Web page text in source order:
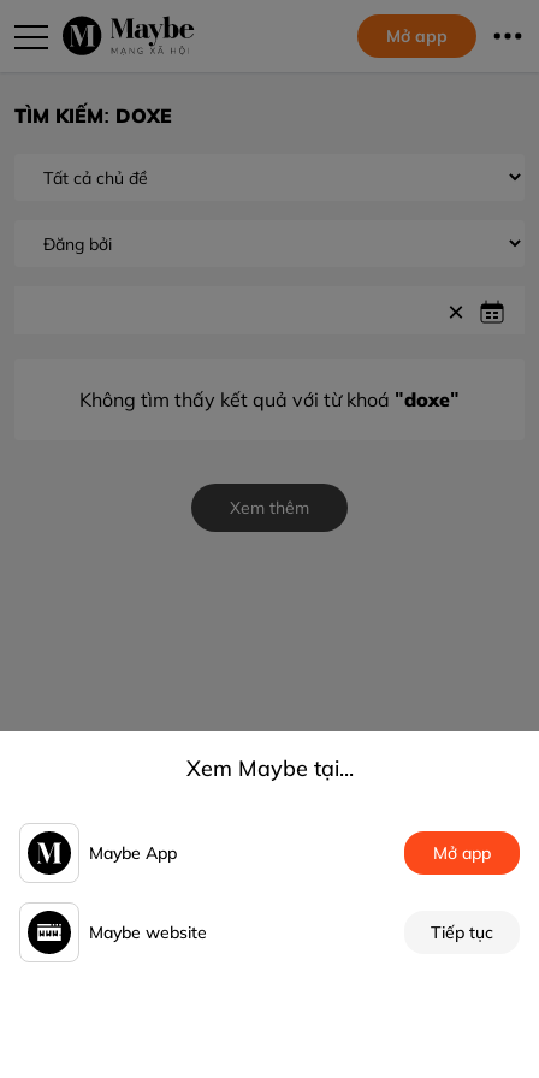
Mở app
TÌM KIẾM: DOXE
Không tìm thấy kết quả với từ khoá "doxe"
Xem thêm
Xem Maybe tại...
Maybe App Mở app
Maybe website Tiếp tục